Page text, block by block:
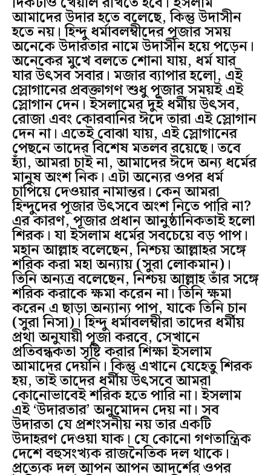
আমাদের উদার হতে বলেছে, কিন্তু উদাসীন
হতে নয়। হিন্দু ধর্মাবলম্বীদের পূজার সময়
অনেকে উদারতার নামে উদাসীন হয়ে পড়েন।
অনেকের মুখে বলতে শোনা যায়, ধর্ম যার
যার উৎসব সবার। মজার ব্যাপার হলো, এই
স্লোগানের প্রবক্তাগণ শুধু পূজার সময়ই এই
স্লোগান দেন। ইসলামের দুই ধর্মীয় উৎসব,
রোজা এবং কোরবানির ঈদে তারা এই স্লোগান
দেন না। এতেই বোঝা যায়, এই স্লোগানের
পেছনে তাদের বিশেষ মতলব রয়েছে। তবে
হ্যাঁ, আমরা চাই না, আমাদের ঈদে অন্য ধর্মের
মানুষ অংশ নিক। এটা অন্যের ওপর ধর্ম
চাপিয়ে দেওয়ার নামান্তর। কেন আমরা
হিন্দুদের পূজার উৎসবে অংশ নিতে পারি না?
এর কারণ, পূজার প্রধান আনুষ্ঠানিকতাই হলো
শিরক। যা ইসলাম ধর্মের সবচেয়ে বড় পাপ।
মহান আল্লাহ বলেছেন, নিশ্চয় আল্লাহর সঙ্গে
শরিক করা মহা অন্যায় (সুরা লোকমান)।
তিনি অন্যত্র বলেছেন, নিশ্চয় আল্লাহ তাঁর সঙ্গে
শরিক করাকে ক্ষমা করেন না। তিনি ক্ষমা
করেন এ ছাড়া অন্যান্য পাপ, যাকে তিনি চান
(সুরা নিসা)। হিন্দু ধর্মাবলম্বীরা তাদের ধর্মীয়
প্রথা অনুযায়ী পূজা করবে, সেখানে
প্রতিবন্ধকতা সৃষ্টি করার শিক্ষা ইসলাম
আমাদের দেয়নি। কিন্তু এখানে যেহেতু শিরক
হয়, তাই তাদের ধর্মীয় উৎসবে আমরা
কোনোভাবেই শরিক হতে পারি না। ইসলাম
এই ‘উদারতার’ অনুমোদন দেয় না। সব
উদারতা যে প্রশংসনীয় নয় তার একটি
উদাহরণ দেওয়া যাক। যে কোনো গণতান্ত্রিক
দেশে বহুসংখ্যক রাজনৈতিক দল থাকে।
প্রত্যেক দল আপন আপন আদর্শের ওপর